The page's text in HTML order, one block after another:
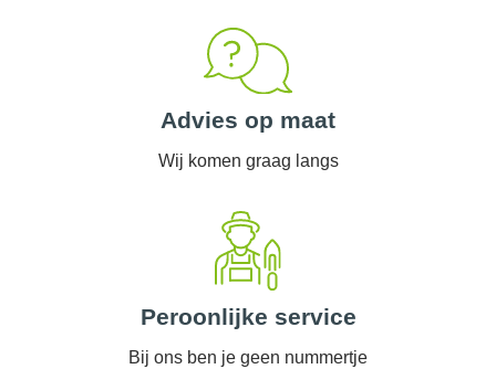
Advies op maat
Wij komen graag langs
Peroonlijke service
Bij ons ben je geen nummertje